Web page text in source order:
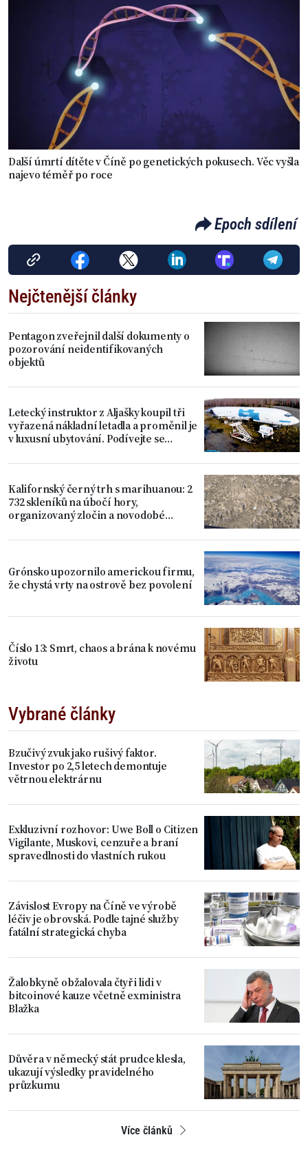
Další úmrtí dítěte v Číně po genetických pokusech. Věc vyšla
najevo téměř po roce
Epoch sdílení
Nejčtenější články
Pentagon zveřejnil další dokumenty o
pozorování neidentifikovaných
objektů
Letecký instruktor z Aljašky koupil tři
vyřazená nákladní letadla a proměnil je
v luxusní ubytování. Podívejte se
Kalifornský černý trh s marihuanou: 2
732 skleníků na úbočí hory,
organizovaný zločin a novodobé
Grónsko upozornilo americkou firmu,
že chystá vrty na ostrově bez povolení
Číslo 13: Smrt, chaos a brána k novému
životu
Vybrané články
Bzučivý zvuk jako rušivý faktor.
Investor po 2,5 letech demontuje
větrnou elektrárnu
Exkluzivní rozhovor: Uwe Boll o Citizen
Vigilante, Muskovi, cenzuře a braní
spravedlnosti do vlastních rukou
Závislost Evropy na Číně ve výrobě
léčiv je obrovská. Podle tajné služby
fatální strategická chyba
Žalobkyně obžalovala čtyři lidi v
bitcoinové kauze včetně exministra
Blažka
Důvěra v německý stát prudce klesla,
ukazují výsledky pravidelného
průzkumu
Více článků